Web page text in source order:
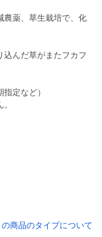
農薬、草生栽培で、化
込んだ草がまたフカフ
定など）
の商品のタイプについて